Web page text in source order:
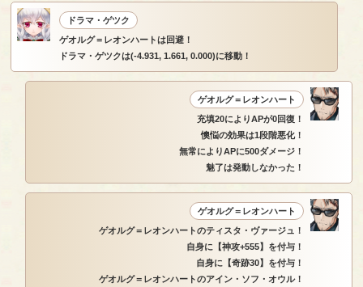
ドラマ・ゲツク
ゲオルグ＝レオンハートは回避！
ドラマ・ゲツクは(-4.931, 1.661, 0.000)に移動！
ゲオルグ＝レオンハート
充填20によりAPが0回復！
懊悩の効果は1段階悪化！
無常によりAPに500ダメージ！
魅了は発動しなかった！
ゲオルグ＝レオンハート
ゲオルグ＝レオンハートのティスタ・ヴァージュ！
自身に【神攻+555】を付与！
自身に【奇跡30】を付与！
ゲオルグ＝レオンハートのアイン・ソフ・オウル！